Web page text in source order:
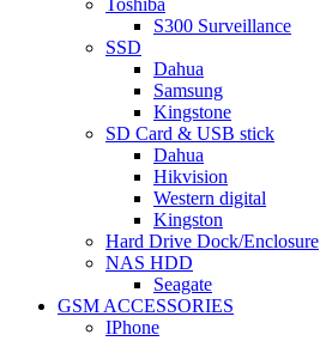
Toshiba
S300 Surveillance
SSD
Dahua
Samsung
Kingstone
SD Card & USB stick
Dahua
Hikvision
Western digital
Kingston
Hard Drive Dock/Enclosure
NAS HDD
Seagate
GSM ACCESSORIES
IPhone